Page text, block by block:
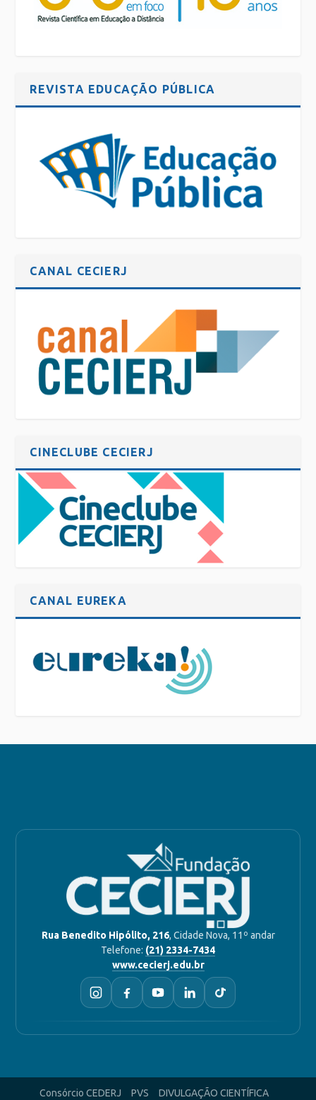
REVISTA EDUCAÇÃO PÚBLICA
CANAL CECIERJ
CINECLUBE CECIERJ
CANAL EUREKA
Rua Benedito Hipólito, 216, Cidade Nova, 11º andar
Telefone: (21) 2334-7434
www.cecierj.edu.br
Consórcio CEDERJ PVS DIVULGAÇÃO CIENTÍFICA